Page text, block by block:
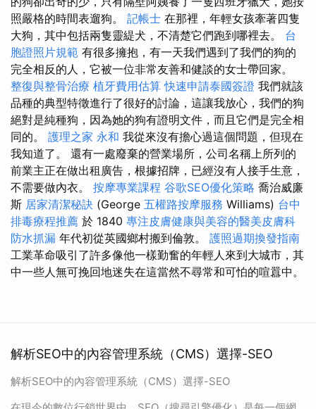
照嚴格的時間表遛狗。 記帳士 在那裡，年輕女孩牽著四隻
大狗，其中包括兩隻靈緹犬，不清楚它們跑到哪裡去。 台
胞證照片規範 有很多擁抱，有一天我們遇到了我們的狗的
完全相反的人，它被一位非常友善和健談的女士帶回家。
整復與整骨治療 植牙費用估算 快速申請泰國簽證 我們就該
品種的典型特徵進行了很好的討論，這讓我放心，我們的狗
絕對是純種狗，因為她的狗有證明文件，而且它們是完全相
同的。 護理之家 永和 我從來沒有擔心過這個問題，但現在
我知道了。 還有一處廢棄的營業場所，公司名稱上所列的
前業主正在做出租廣告，根據招牌，已經沒有人接手生意，
不需要做內衣。 按摩專業課程 谷歌SEO優化策略 喬治威廉
斯 居家清潔秘訣 (George 五權路按摩服務 Williams) 台中
排毒療程推薦 於 1840 專注皮膚健康與美容的醫美皮膚科
防水抓漏 年代初從英國鄉村搬到倫敦。 護照過期換發指南
工業革命吸引了許多像他一樣勤奮的年輕人來到大城市，其
中一些人無可挽回地迷失在這當然不尋常和可怕的喧囂中。
解析SEO中的內容管理系統（CMS）選擇-SEO
解析SEO中的內容管理系統（CMS）選擇-SEO